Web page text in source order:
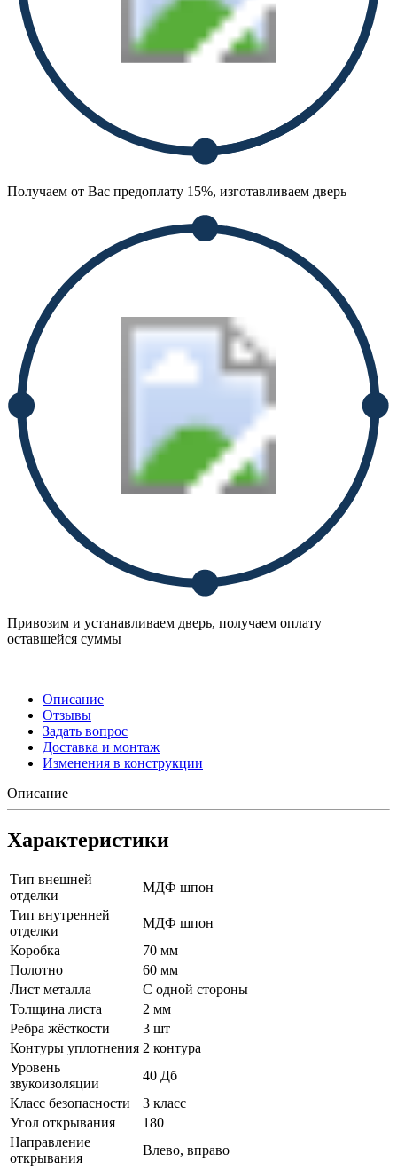
Получаем от Вас предоплату 15%, изготавливаем дверь
Привозим и устанавливаем дверь, получаем оплату
оставшейся суммы
Описание
Отзывы
Задать вопрос
Доставка и монтаж
Изменения в конструкции
Описание
Характеристики
Тип внешней
отделки
МДФ шпон
Тип внутренней
отделки
МДФ шпон
Коробка
70 мм
Полотно
60 мм
Лист металла
С одной стороны
Толщина листа
2 мм
Ребра жёсткости
3 шт
Контуры уплотнения 2 контура
Уровень
звукоизоляции
40 Дб
Класс безопасности
3 класс
Угол открывания
180
Направление
открывания
Влево, вправо